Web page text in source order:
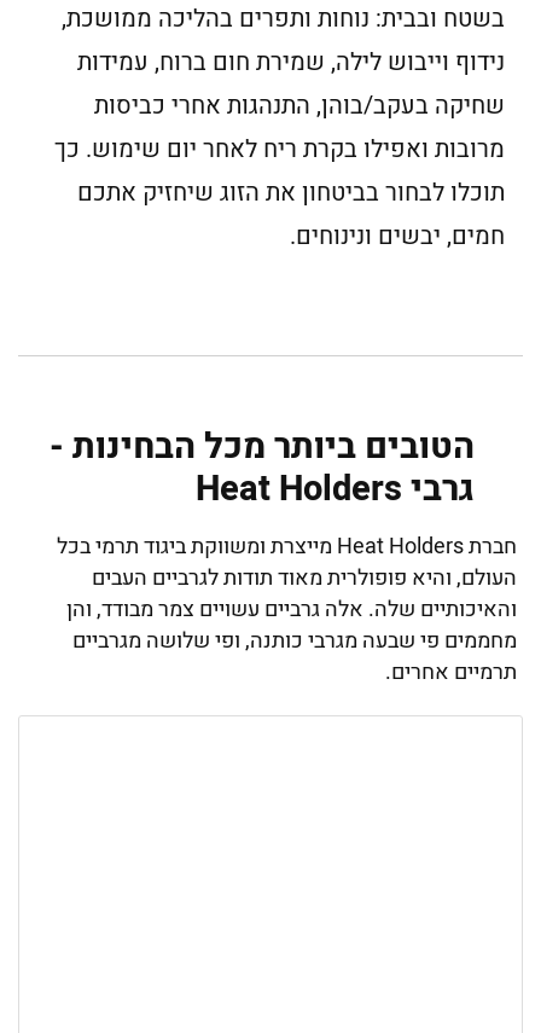
בשטח ובבית: נוחות ותפרים בהליכה ממושכת,
נידוף וייבוש לילה, שמירת חום ברוח, עמידות
שחיקה בעקב/בוהן, התנהגות אחרי כביסות
מרובות ואפילו בקרת ריח לאחר יום שימוש. כך
תוכלו לבחור בביטחון את הזוג שיחזיק אתכם
חמים, יבשים ונינוחים.
הטובים ביותר מכל הבחינות -
גרבי Heat Holders
חברת Heat Holders מייצרת ומשווקת ביגוד תרמי בכל
העולם, והיא פופולרית מאוד תודות לגרביים העבים
והאיכותיים שלה. אלה גרביים עשויים צמר מבודד, והן
מחממים פי שבעה מגרבי כותנה, ופי שלושה מגרביים
תרמיים אחרים.